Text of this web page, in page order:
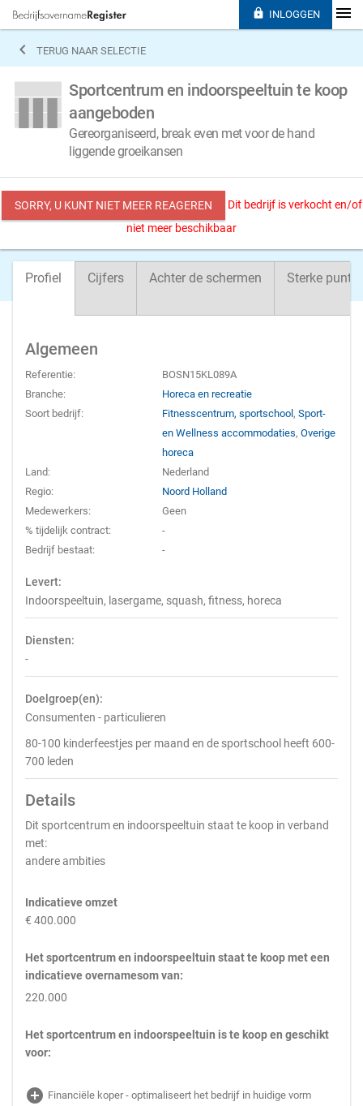
 TERUG NAAR SELECTIE
Sportcentrum en indoorspeeltuin te koop
aangeboden
Gereorganiseerd, break even met voor de hand
liggende groeikansen
SORRY, U KUNT NIET MEER REAGEREN
Dit bedrijf is verkocht en/of
niet meer beschikbaar
Profiel Cijfers Achter de schermen Sterke
Algemeen
Referentie:
BOSN15KL089A
Branche:
Horeca en recreatie
Soort bedrijf:
Fitnesscentrum, sportschool,Sport-
en Wellness accommodaties,Overige
horeca
Land:
Nederland
Regio:
Noord Holland
Medewerkers:
Geen
% tijdelijk contract:
-
Bedrijf bestaat:
-
Levert:
Indoorspeeltuin, lasergame, squash, fitness, horeca
Diensten:
-
Doelgroep(en):
Consumenten - particulieren
80-100 kinderfeestjes per maand en de sportschool heeft 600-
700 leden
Details
Dit sportcentrum en indoorspeeltuin staat te koop in verband
met:
andere ambities
Indicatieve omzet
€ 400.000
Het sportcentrum en indoorspeeltuin staat te koop met een
indicatieve overnamesom van:
220.000
Het sportcentrum en indoorspeeltuin is te koop en geschikt
voor:
add_circle Financiële koper - optimaliseert het bedrijf in huidige vorm
 INLOGGEN